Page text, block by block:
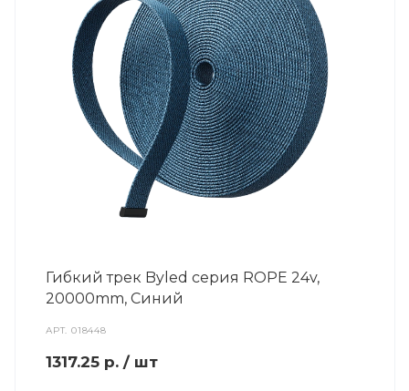
Гибкий трек Byled серия ROPE 24v,
20000mm, Синий
АРТ.018448
1317.25 р. / шт